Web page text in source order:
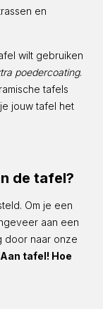
en
wilt gebruiken
poedercoating.
tafels
jouw tafel het
de tafel?
Om je een
aan een
door naar onze
tafel! Hoe